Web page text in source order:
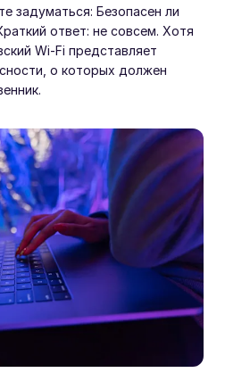
задуматься: Безопасен ли
ответ: не совсем. Хотя
Wi-Fi представляет
о которых должен